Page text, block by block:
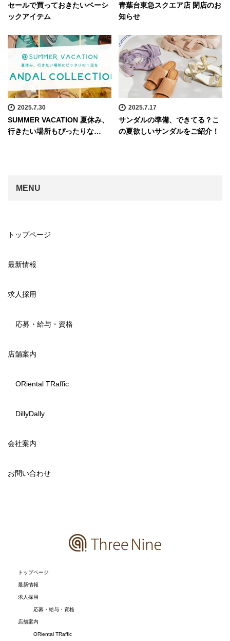
セールで買っておきたいベーシ
ックアイテム
青葉台東急スクエア店 閉店のお
知らせ
2025.7.30
SUMMER VACATION 夏休み、
行きたい場所もぴったりな…
2025.7.17
サンダルの準備、できてる？こ
の夏欲しいサンダルをご紹介！
MENU
トップページ
最新情報
求人採用
応募・給与・資格
店舗案内
ORiental TRaffic
DillyDally
会社案内
お問い合わせ
トップページ
最新情報
求人採用
応募・給与・資格
店舗案内
ORiental TRaffic